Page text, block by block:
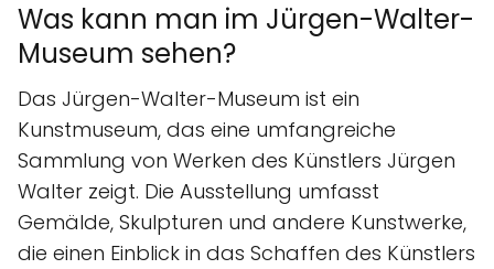
Was kann man im Jürgen-Walter-
Museum sehen?
Das Jürgen-Walter-Museum ist ein
Kunstmuseum, das eine umfangreiche
Sammlung von Werken des Künstlers Jürgen
Walter zeigt. Die Ausstellung umfasst
Gemälde, Skulpturen und andere Kunstwerke,
die einen Einblick in das Schaffen des Künstlers